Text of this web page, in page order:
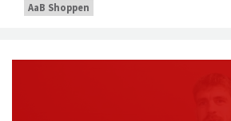
AaB Shoppen